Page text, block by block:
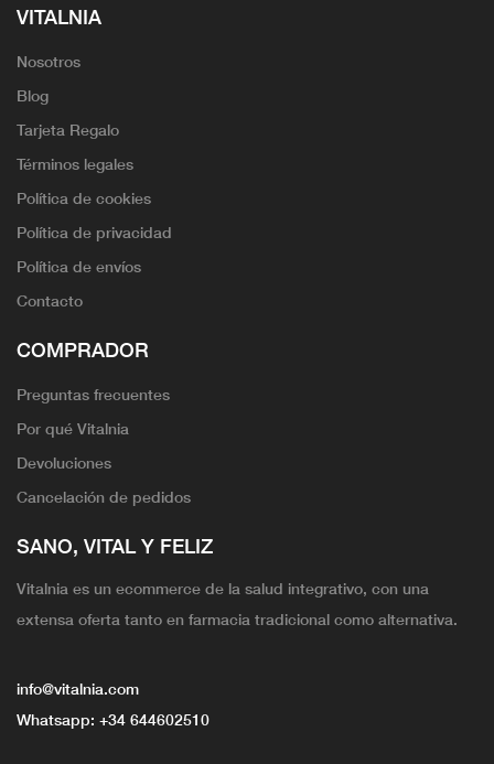
VITALNIA
Nosotros
Blog
Tarjeta Regalo
Términos legales
Política de cookies
Política de privacidad
Política de envíos
Contacto
COMPRADOR
Preguntas frecuentes
Por qué Vitalnia
Devoluciones
Cancelación de pedidos
SANO, VITAL Y FELIZ
Vitalnia es un ecommerce de la salud integrativo, con una
extensa oferta tanto en farmacia tradicional como alternativa.
info@vitalnia.com
Whatsapp: +34 644602510